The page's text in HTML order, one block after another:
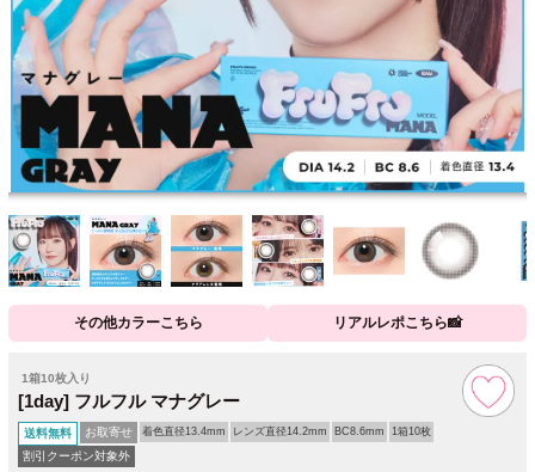
その他カラーこちら リアルレポこちら📸
1箱10枚入り
[1day] フルフル マナグレー
送料無料 お取寄せ 着色直径13.4mm レンズ直径14.2mm BC8.6mm 1箱10枚
割引クーポン対象外